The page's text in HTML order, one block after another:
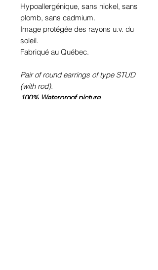
Hypoallergénique, sans nickel, sans
plomb, sans cadmium.
Image protégée des rayons u.v. du
soleil.
Fabriqué au Québec.
Pair of round earrings of type STUD
(with rod).
100% Waterproof picture.